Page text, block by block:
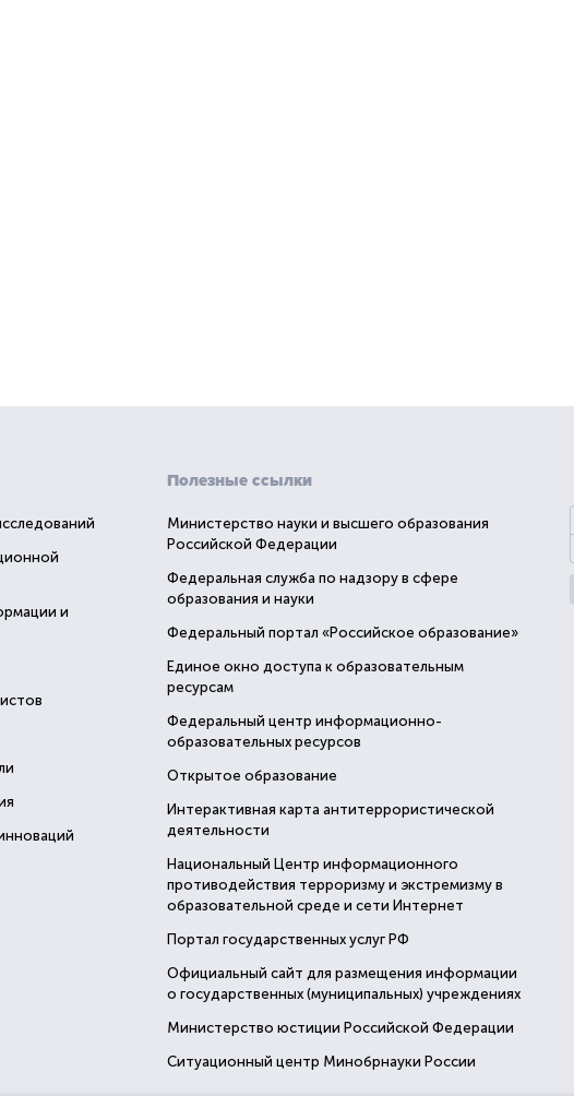
и
Полезные ссылки
Министерство науки и высшего образования
Российской Федерации
Федеральная служба по надзору в сфере
образования и науки
Федеральный портал «Российское образование»
Единое окно доступа к образовательным
ресурсам
Федеральный центр информационно-
образовательных ресурсов
Открытое образование
Интерактивная карта антитеррористической
деятельности
Национальный Центр информационного
противодействия терроризму и экстремизму в
образовательной среде и сети Интернет
Портал государственных услуг РФ
Официальный сайт для размещения информации
о государственных (муниципальных) учреждениях
Министерство юстиции Российской Федерации
Ситуационный центр Минобрнауки России